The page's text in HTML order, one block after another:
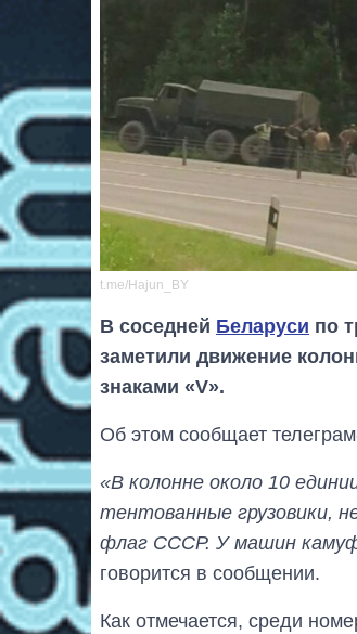
t.me/Hajun_BY
В соседней Беларуси по
заметили движение
знаками «V».
Об этом сообщает
«В колонне около 10
тентованные грузовики,
флаг СССР. У машин
говорится в сообщении.
Как отмечается, среди